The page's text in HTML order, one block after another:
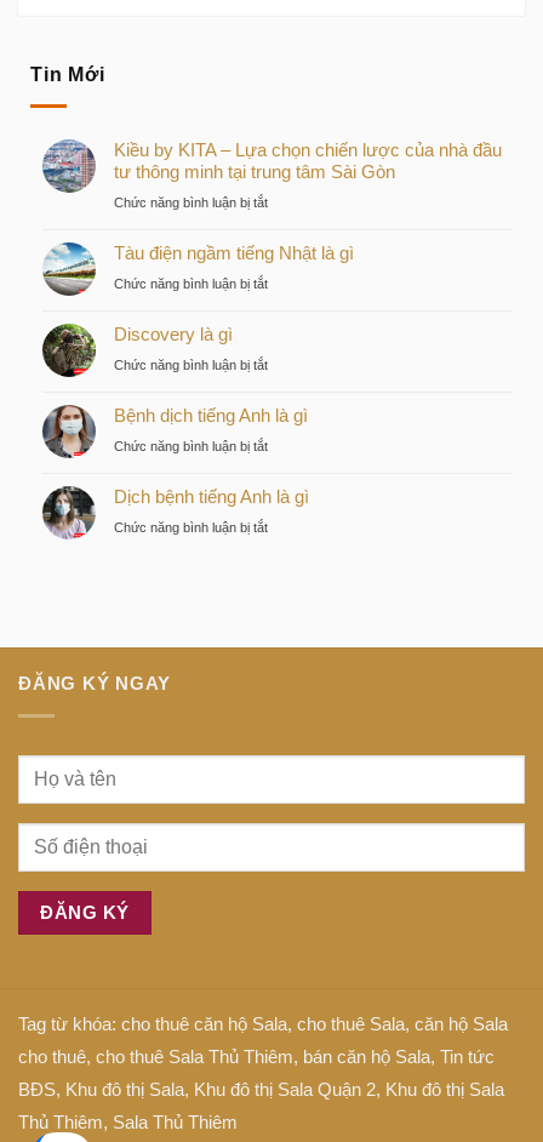
Tin Mới
Kiều by KITA – Lựa chọn chiến lược của nhà đầu
tư thông minh tại trung tâm Sài Gòn
Chức năng bình luận bị tắtở
by
chiến
của
nhà
tư
Tàu điện ngầm tiếng Nhật là gì
Chức năng bình luận bị tắtở
gì
Discovery là gì
Chức năng bình luận bị tắtở
là
Bệnh dịch tiếng Anh là gì
Chức năng bình luận bị tắtở
dịch
Dịch bệnh tiếng Anh là gì
Chức năng bình luận bị tắtở
là
ĐĂNG KÝ NGAY
Tag từ khóa: cho thuê căn hộ Sala, cho thuê Sala, căn hộ Sala
cho thuê, cho thuê Sala Thủ Thiêm, bán căn hộ Sala, Tin tức
BĐS, Khu đô thị Sala, Khu đô thị Sala Quận 2, Khu đô thị Sala
Thủ Thiêm, Sala Thủ Thiêm